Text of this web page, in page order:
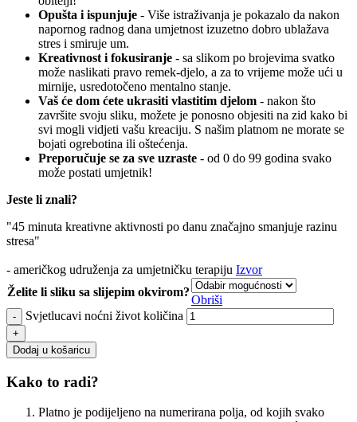
Opušta i ispunjuje - Više istraživanja je pokazalo da nakon
napornog radnog dana umjetnost izuzetno dobro ublažava
stres i smiruje um.
Kreativnost i fokusiranje - sa slikom po brojevima svatko
može naslikati pravo remek-djelo, a za to vrijeme može ući u
mirnije, usredotočeno mentalno stanje.
Vaš će dom ćete ukrasiti vlastitim djelom - nakon što
završite svoju sliku, možete je ponosno objesiti na zid kako bi
svi mogli vidjeti vašu kreaciju. S našim platnom ne morate se
bojati ogrebotina ili oštećenja.
Preporučuje se za sve uzraste - od 0 do 99 godina svako
može postati umjetnik!
Jeste li znali?
"45 minuta kreativne aktivnosti po danu značajno smanjuje razinu
stresa"
- američkog udruženja za umjetničku terapiju Izvor
Želite li sliku sa slijepim okvirom?
Obriši
Svjetlucavi noćni život količina
Dodaj u košaricu
Kako to radi?
Platno je podijeljeno na numerirana polja, od kojih svako